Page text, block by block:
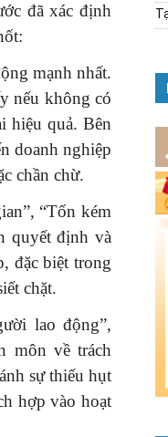
đã xác định
mạnh nhất.
nếu không có
hiệu quả. Bên
doanh nghiệp
chần chừ.
“Tốn kém
quyết định và
đặc biệt trong
chặt.
lao động”,
môn về trách
sự thiếu hụt
hợp vào hoạt